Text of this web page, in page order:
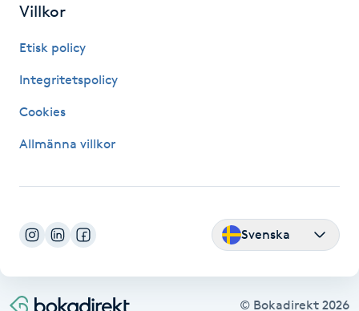
Nagelförlängning silke
Nagelförstärkning
Nagelvård
Villkor
Etisk policy
Integritetspolicy
Cookies
Allmänna villkor
Svenska
© Bokadirekt 2026